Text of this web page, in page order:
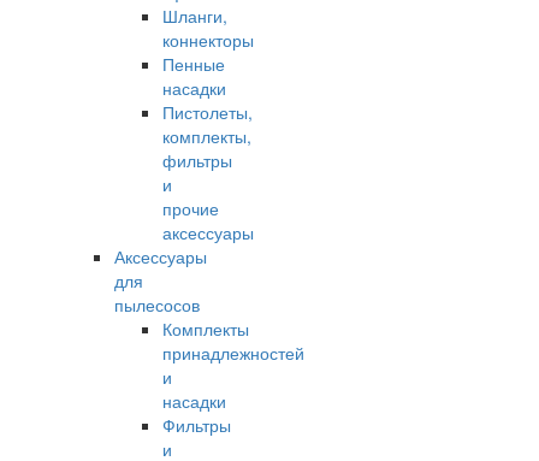
Шланги,
коннекторы
Пенные
насадки
Пистолеты,
комплекты,
фильтры
и
прочие
аксессуары
Аксессуары
для
пылесосов
Комплекты
принадлежностей
и
насадки
Фильтры
и